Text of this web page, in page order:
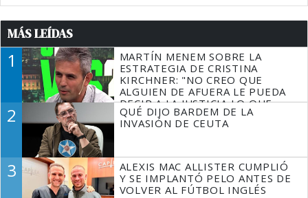
MÁS LEÍDAS
1
MARTÍN MENEM SOBRE LA
ESTRATEGIA DE CRISTINA
KIRCHNER: "NO CREO QUE
ALGUIEN DE AFUERA LE PUEDA
DECIR A LA JUSTICIA LO QUE
TIENE QUE HACER"
2
QUÉ DIJO BARDEM DE LA
INVASIÓN DE CEUTA
3
ALEXIS MAC ALLISTER CUMPLIÓ
Y SE IMPLANTÓ PELO ANTES DE
VOLVER AL FÚTBOL INGLÉS